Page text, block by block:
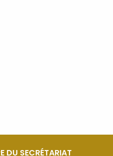
DU SECRÉTARIAT